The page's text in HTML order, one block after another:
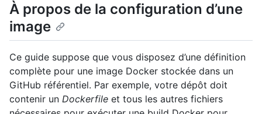
À propos de la configuration d’une
image
Ce guide suppose que vous disposez d’une définition
complète pour une image Docker stockée dans un
GitHub référentiel. Par exemple, votre dépôt doit
contenir un Dockerfile et tous les autres fichiers